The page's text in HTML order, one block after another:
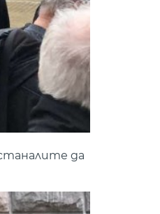
да